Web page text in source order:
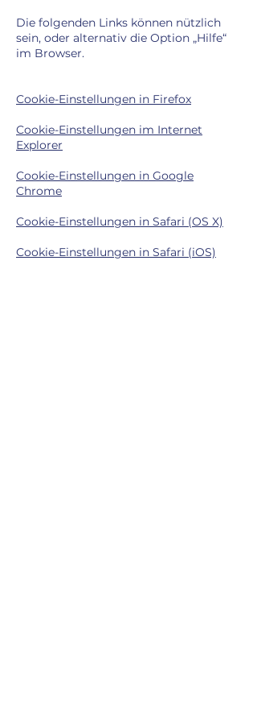
Die folgenden Links können nützlich
sein, oder alternativ die Option „Hilfe“
im Browser.
Cookie-Einstellungen in Firefox
Cookie-Einstellungen im Internet
Explorer
Cookie-Einstellungen in Google
Chrome
Cookie-Einstellungen in Safari (OS X)
Cookie-Einstellungen in Safari (iOS)